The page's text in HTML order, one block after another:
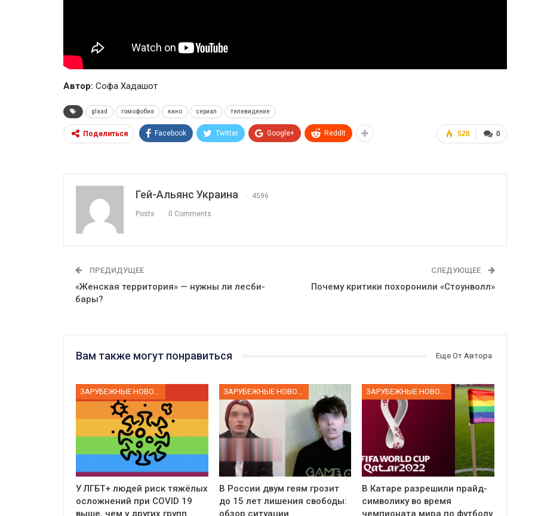
Автор: Софа Хадашот
glaad гомофобия кино сериал телевидение
0
528
Поделиться Facebook Twitter Google+ ReddIt
Гей-Альянс Украина 4596
Posts 0 Comments
ПРЕДИДУЩЕЕ
«Женская территория» — нужны ли лесби-
бары?
СЛЕДУЮЩЕЕ
Почему критики похоронили «Стоунволл»
Вам также могут понравиться Еще От Автора
У ЛГБТ+ людей риск тяжёлых
осложнений при COVID 19
выше, чем у других групп
В России двум геям грозит
до 15 лет лишения свободы:
обзор ситуации
В Катаре разрешили прайд-
символику во время
чемпионата мира по футболу